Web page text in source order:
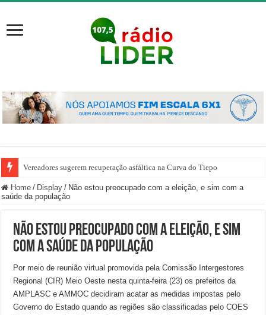
Vereadores sugerem recuperação asfáltica na Curva do Tiepo
Home / Display / Não estou preocupado com a eleição, e sim com a
saúde da população
Não estou preocupado com a eleição, e sim
com a saúde da população
Por meio de reunião virtual promovida pela Comissão Intergestores
Regional (CIR) Meio Oeste nesta quinta-feira (23) os prefeitos da
AMPLASC e AMMOC decidiram acatar as medidas impostas pelo
Governo do Estado quando as regiões são classificadas pelo COES